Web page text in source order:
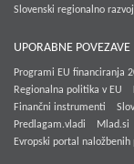
Slovenski regionalno
UPORABNE POVEZAVE
Programi EU financiranja
Regionalna politika v EU
Finančni instrumenti
Predlagam.vladi
Mlad.si
Evropski portal naložbenih